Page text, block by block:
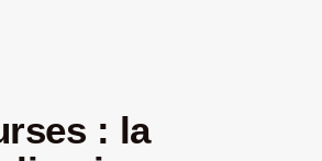
: la